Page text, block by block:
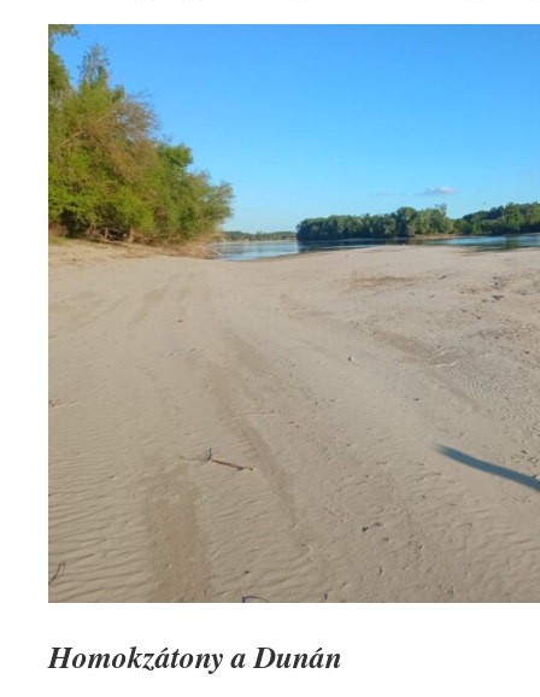
Homokzátony a Dunán